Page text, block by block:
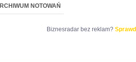
NOTOWAŃ
Biznesradar bez reklam?